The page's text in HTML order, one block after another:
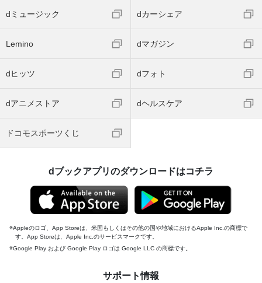
dミュージック dカーシェア
Lemino dマガジン
dヒッツ dフォト
dアニメストア dヘルスケア
ドコモスポーツくじ
dブックアプリのダウンロードはコチラ
Appleのロゴ、App Storeは、米国もしくはその他の国や地域におけるApple Inc.の商標で
す。App Storeは、Apple Inc.のサービスマークです。
Google Play および Google Play ロゴは Google LLC の商標です。
サポート情報